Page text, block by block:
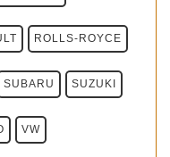
ROLLS-ROYCE
SUBARU SUZUKI
VW